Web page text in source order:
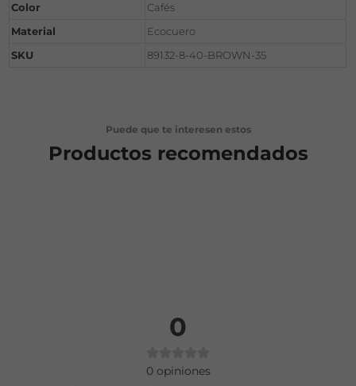
Color
Cafés
Material
Ecocuero
SKU
89132-8-40-BROWN-35
Puede que te interesen estos
Productos recomendados
0
0 opiniones